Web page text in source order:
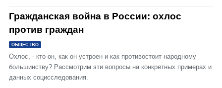
Гражданская война в России: охлос
против граждан
ОБЩЕСТВО
Охлос, - кто он, как он устроен и как противостоит народному
большинству? Рассмотрим эти вопросы на конкретных примерах и
данных социсследования.